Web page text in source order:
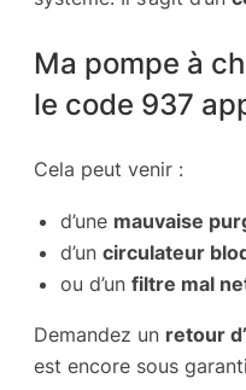
Ma pompe à
le code 937
Cela peut venir :
d’une mauvaise
d’un circulateur
ou d’un filtre mal
Demandez un retour
est encore sous